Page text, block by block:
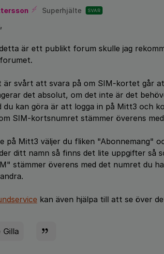
Superhjälte SVAR
är ett publikt forum skulle jag
är svårt att svara på om SIM-kortet går
det absolut, om det inte är det
du kan göra är att logga in på Mitt3 och
SIM-kortsnumret stämmer överens
på Mitt3 väljer du fliken "Abonnemang"
ditt namn så finns det lite uppgifter så
stämmer överens med det numret du
kan även hjälpa till att se över
Gilla